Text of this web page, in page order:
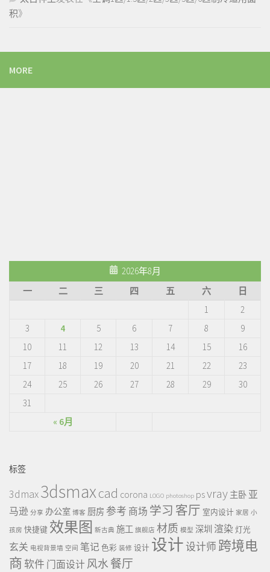
积》
MORE
2026年8月
一
二 三 四 五 六 日
« 6月
1
2
3
4 5 6 7 8
9
10
11 12 13 14 15
16
17
18 19 20 21 22
23
24
25 26 27 28 29
30
31
标签
3dmax3dsmaxcad corona LOGO photoshop psvray 主卧 亚
马逊 分享 办公室 博客 厨房 参考 商场 学习 客厅 室内设计 家居 小
孩房 快捷键 效果图 新古典 施工 旗舰店 材质 模型 深圳 渲染 灯光
玄关 电视背景墙 空间 笔记 色彩 装修 设计 设计设计师 跨境电
商软件 门面设计 风水 餐厅